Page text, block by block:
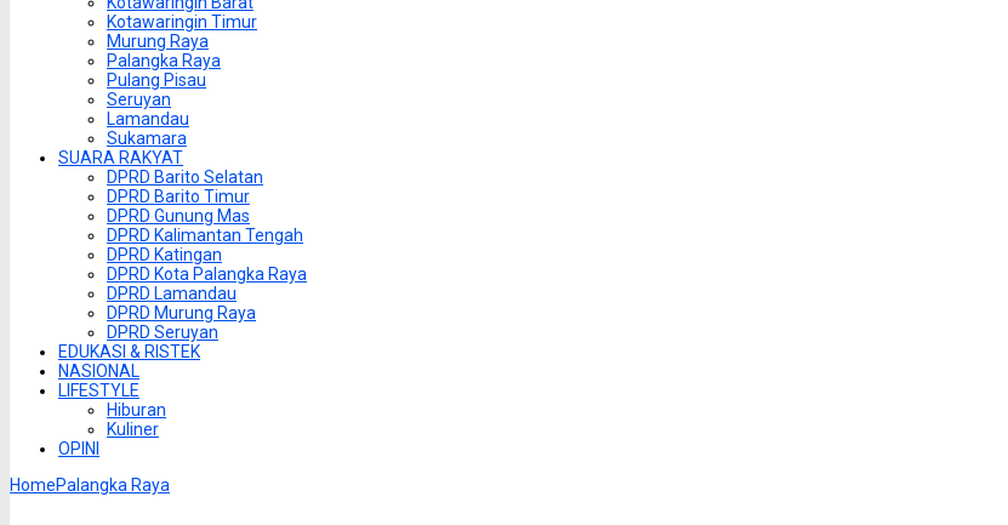
Kotawaringin Timur
Murung Raya
Palangka Raya
Pulang Pisau
Seruyan
Lamandau
Sukamara
SUARA RAKYAT
DPRD Barito Selatan
DPRD Barito Timur
DPRD Gunung Mas
DPRD Kalimantan Tengah
DPRD Katingan
DPRD Kota Palangka Raya
DPRD Lamandau
DPRD Murung Raya
DPRD Seruyan
EDUKASI & RISTEK
NASIONAL
LIFESTYLE
Hiburan
Kuliner
OPINI
HomePalangka Raya